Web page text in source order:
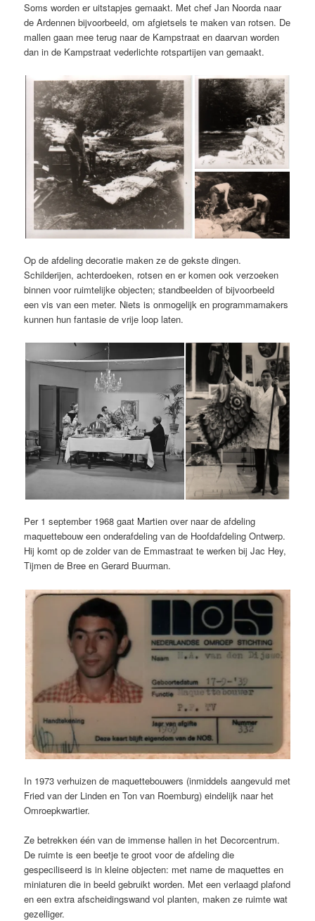
Soms worden er uitstapjes gemaakt. Met chef Jan Noorda naar
de Ardennen bijvoorbeeld, om afgietsels te maken van rotsen. De
mallen gaan mee terug naar de Kampstraat en daarvan worden
dan in de Kampstraat vederlichte rotspartijen van gemaakt.
Op de afdeling decoratie maken ze de gekste dingen.
Schilderijen, achterdoeken, rotsen en er komen ook verzoeken
binnen voor ruimtelijke objecten; standbeelden of bijvoorbeeld
een vis van een meter. Niets is onmogelijk en programmamakers
kunnen hun fantasie de vrije loop laten.
Per 1 september 1968 gaat Martien over naar de afdeling
maquettebouw een onderafdeling van de Hoofdafdeling Ontwerp.
Hij komt op de zolder van de Emmastraat te werken bij Jac Hey,
Tijmen de Bree en Gerard Buurman.
In 1973 verhuizen de maquettebouwers (inmiddels aangevuld met
Fried van der Linden en Ton van Roemburg) eindelijk naar het
Omroepkwartier.
Ze betrekken één van de immense hallen in het Decorcentrum.
De ruimte is een beetje te groot voor de afdeling die
gespeciliseerd is in kleine objecten: met name de maquettes en
miniaturen die in beeld gebruikt worden. Met een verlaagd plafond
en een extra afscheidingswand vol planten, maken ze ruimte wat
gezelliger.